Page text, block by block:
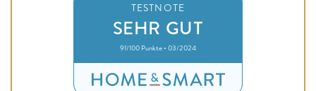
TESTNOTE
SEHR GUT
91/100 Punkte • 03/2024